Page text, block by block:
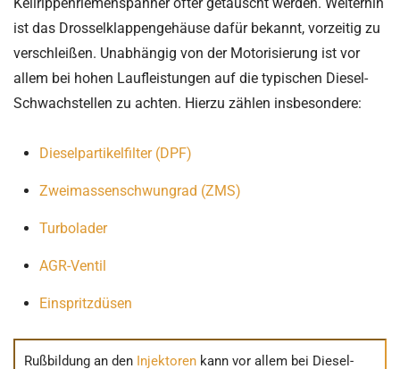
Keilrippenriemenspanner öfter getauscht werden. Weiterhin
ist das Drosselklappengehäuse dafür bekannt, vorzeitig zu
verschleißen. Unabhängig von der Motorisierung ist vor
allem bei hohen Laufleistungen auf die typischen Diesel-
Schwachstellen zu achten. Hierzu zählen insbesondere:
Dieselpartikelfilter (DPF)
Zweimassenschwungrad (ZMS)
Turbolader
AGR-Ventil
Einspritzdüsen
Rußbildung an den Injektoren kann vor allem bei Diesel-